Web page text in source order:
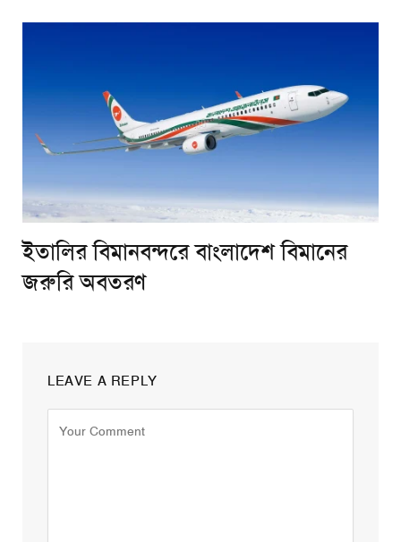
ইতালির বিমানবন্দরে বাংলাদেশ বিমানের
জরুরি অবতরণ
LEAVE A REPLY